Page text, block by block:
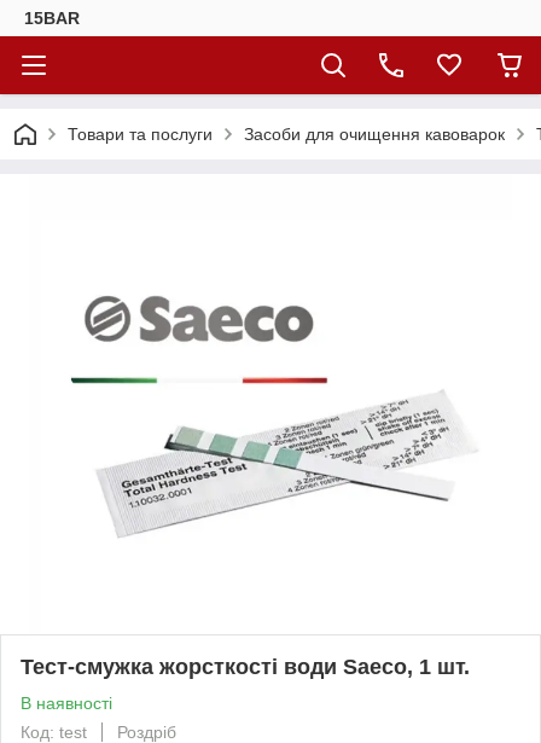
15BAR
Товари та послуги Засоби для очищення кавоварок
Тест-смужка жорсткості води Saeco, 1 шт.
В наявності
Код: test
Роздріб